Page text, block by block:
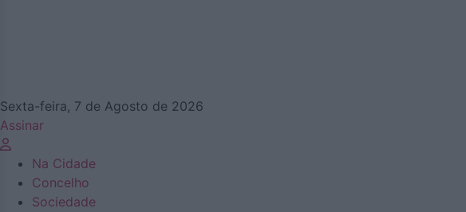
Sexta-feira, 7 de Agosto de 2026
Assinar
Na Cidade
Concelho
Sociedade